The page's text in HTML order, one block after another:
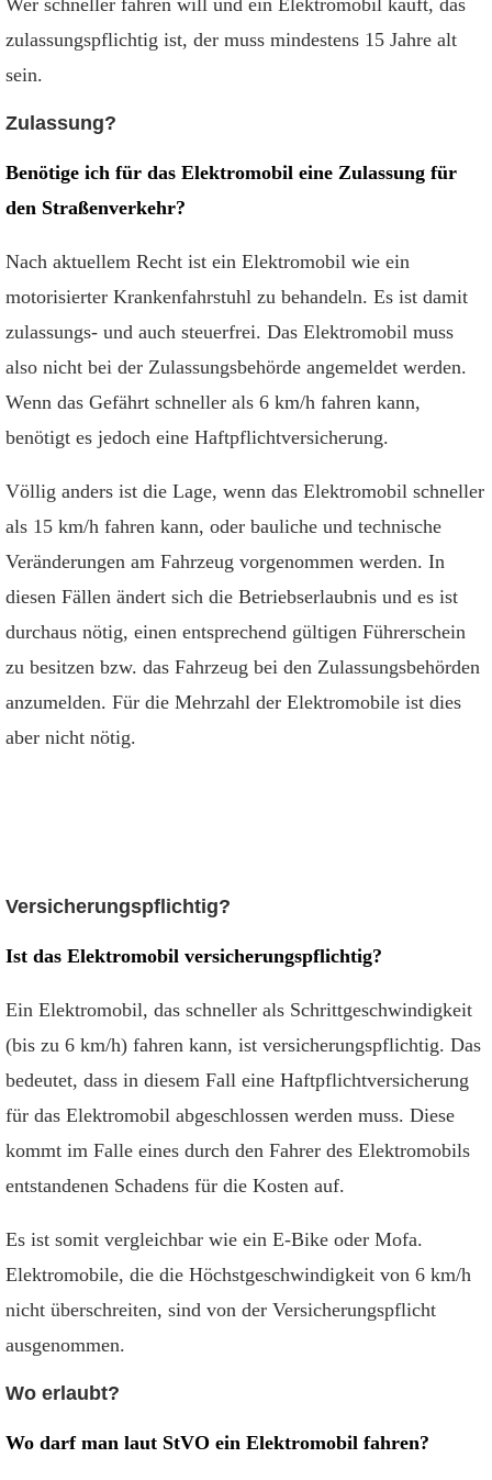
Wer schneller fahren will und ein Elektromobil kauft, das
zulassungspflichtig ist, der muss mindestens 15 Jahre alt
sein.
Zulassung?
Benötige ich für das Elektromobil eine Zulassung für
den Straßenverkehr?
Nach aktuellem Recht ist ein Elektromobil wie ein
motorisierter Krankenfahrstuhl zu behandeln. Es ist damit
zulassungs- und auch steuerfrei. Das Elektromobil muss
also nicht bei der Zulassungsbehörde angemeldet werden.
Wenn das Gefährt schneller als 6 km/h fahren kann,
benötigt es jedoch eine Haftpflichtversicherung.
Völlig anders ist die Lage, wenn das Elektromobil schneller
als 15 km/h fahren kann, oder bauliche und technische
Veränderungen am Fahrzeug vorgenommen werden. In
diesen Fällen ändert sich die Betriebserlaubnis und es ist
durchaus nötig, einen entsprechend gültigen Führerschein
zu besitzen bzw. das Fahrzeug bei den Zulassungsbehörden
anzumelden. Für die Mehrzahl der Elektromobile ist dies
aber nicht nötig.
Versicherungspflichtig?
Ist das Elektromobil versicherungspflichtig?
Ein Elektromobil, das schneller als Schrittgeschwindigkeit
(bis zu 6 km/h) fahren kann, ist versicherungspflichtig. Das
bedeutet, dass in diesem Fall eine Haftpflichtversicherung
für das Elektromobil abgeschlossen werden muss. Diese
kommt im Falle eines durch den Fahrer des Elektromobils
entstandenen Schadens für die Kosten auf.
Es ist somit vergleichbar wie ein E-Bike oder Mofa.
Elektromobile, die die Höchstgeschwindigkeit von 6 km/h
nicht überschreiten, sind von der Versicherungspflicht
ausgenommen.
Wo erlaubt?
Wo darf man laut StVO ein Elektromobil fahren?